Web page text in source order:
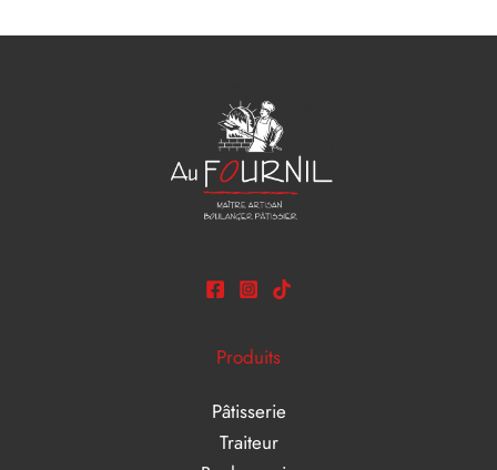
Produits
Pâtisserie
Traiteur